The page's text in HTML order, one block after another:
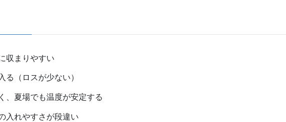
収まりやすい
る（ロスが少ない）
、夏場でも温度が安定する
入れやすさが段違い